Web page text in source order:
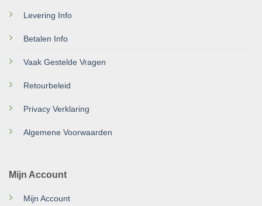
Levering Info
Betalen Info
Vaak Gestelde Vragen
Retourbeleid
Privacy Verklaring
Algemene Voorwaarden
Mijn Account
Mijn Account